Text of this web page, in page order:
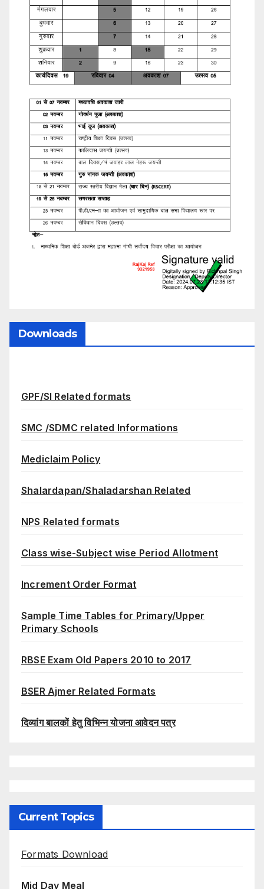
Downloads
GPF/SI Related formats
SMC /SDMC related Informations
Mediclaim Policy
Shalardapan/Shaladarshan Related
NPS Related formats
Class wise-Subject wise Period Allotment
Increment Order Format
Sample Time Tables for Primary/Upper
Primary Schools
RBSE Exam Old Papers 2010 to 2017
BSER Ajmer Related Formats
दिव्यांग बालकों हेतु विभिन्न योजना आवेदन पत्र
Current Topics
Formats Download
Mid Day Meal